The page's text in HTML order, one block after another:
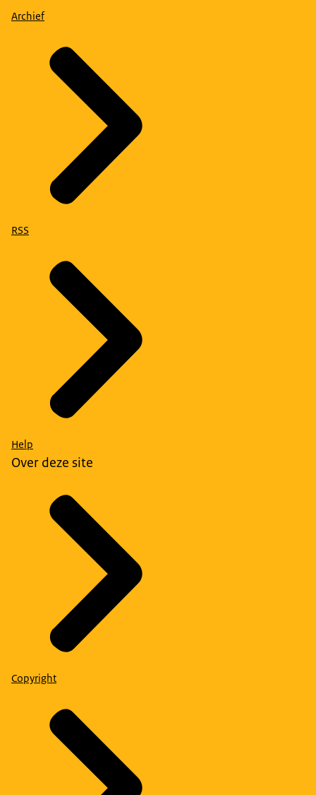
Archief
RSS
Help
Over deze site
Copyright